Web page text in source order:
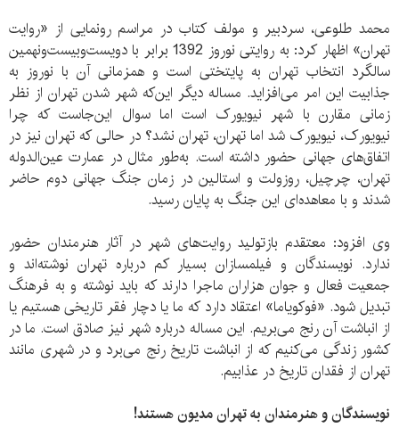
محمد طلوعی، سردبیر و مولف کتاب در مراسم رونمایی از «روایت
تهران» اظهار کرد: به روایتی نوروز 1392 برابر با دویست‌وبیست‌ونهمین
سالگرد انتخاب تهران به پایتختی است و همزمانی آن با نوروز به
جذابیت این امر می‌افزاید. مساله دیگر این‌که شهر شدن تهران از نظر
زمانی مقارن با شهر نیویورک است اما سوال این‌جاست که چرا
نیویورک، نیویورک شد اما تهران، تهران نشد؟ در حالی که تهران نیز در
اتفاق‌های جهانی حضور داشته است. به‌طور مثال در عمارت عین‌الدوله
تهران، چرچیل، روزولت و استالین در زمان جنگ جهانی دوم حاضر
شدند و با معاهده‌ای این جنگ به پایان رسید.
وی افزود: معتقدم بازتولید روایت‌های شهر در آثار هنرمندان حضور
ندارد. نویسندگان و فیلمسازان بسیار کم درباره تهران نوشته‌اند و
جمعیت فعال و جوان هزاران ماجرا دارند که باید نوشته و به فرهنگ
تبدیل شود. «فوکویاما» اعتقاد دارد که ما یا دچار فقر تاریخی هستیم یا
از انباشت آن رنج می‌بریم. این مساله درباره شهر نیز صادق است. ما در
کشور زندگی می‌کنیم که از انباشت تاریخ رنج می‌برد و در شهری مانند
تهران از فقدان تاریخ در عذابیم.
نویسندگان و هنرمندان به تهران مدیون هستند!